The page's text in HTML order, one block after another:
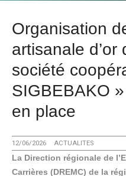
Organisation
artisanale
société
SIGBEBAKO
en place
12/06/2026 ACTUALITES
La Direction régionale de
Carrières (DREMC) de la